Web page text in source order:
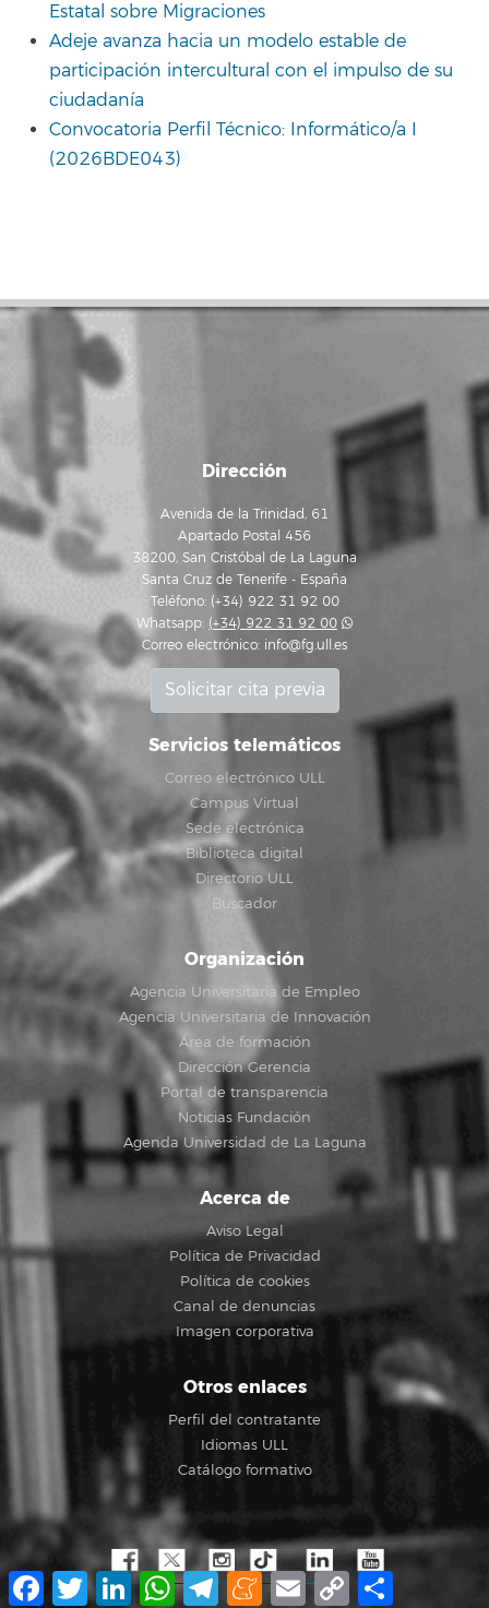
Estatal sobre Migraciones
Adeje avanza hacia un modelo estable de
participación intercultural con el impulso de su
ciudadanía
Convocatoria Perfil Técnico: Informático/a I
(2026BDE043)
Dirección
Avenida de la Trinidad, 61
Apartado Postal 456
38200, San Cristóbal de La Laguna
Santa Cruz de Tenerife - España
Teléfono: (+34) 922 31 92 00
Whatsapp: (+34) 922 31 92 00
Correo electrónico: info@fg.ull.es
Solicitar cita previa
Servicios telemáticos
Correo electrónico ULL
Campus Virtual
Sede electrónica
Biblioteca digital
Directorio ULL
Buscador
Organización
Agencia Universitaria de Empleo
Agencia Universitaria de Innovación
Área de formación
Dirección Gerencia
Portal de transparencia
Noticias Fundación
Agenda Universidad de La Laguna
Acerca de
Aviso Legal
Política de Privacidad
Política de cookies
Canal de denuncias
Imagen corporativa
Otros enlaces
Perfil del contratante
Idiomas ULL
Catálogo formativo
Facebook
TwitterLinkedInWhatsApp
TelegramMeneame
Email Copy
Link